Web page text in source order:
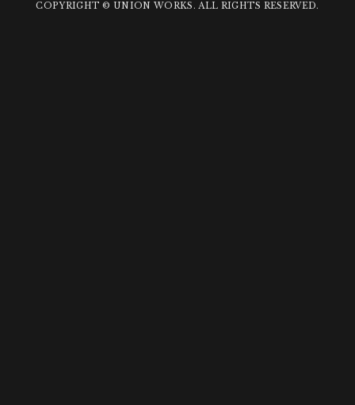
COPYRIGHT © UNION WORKS. ALL RIGHTS RESERVED.